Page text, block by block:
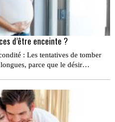
d’être enceinte ?
: Les tentatives de tomber
parce que le désir…